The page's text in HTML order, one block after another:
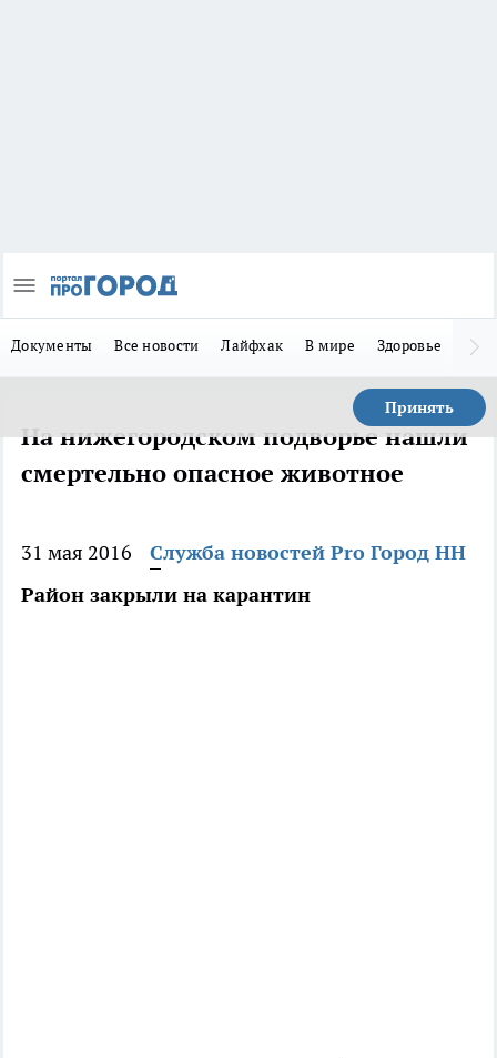
Документы Все новости Лайфхак В мире Здоровье
Принять
На нижегородском подворье нашли
смертельно опасное животное
31 мая 2016
Служба новостей Pro Город НН
Район закрыли на карантин